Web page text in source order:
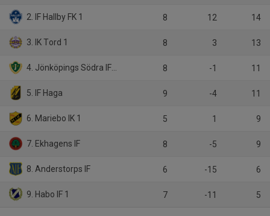
2. IF Hallby FK 1 8 12 14
3. IK Tord 1 8 3 13
4. Jönköpings Södra IF 1 8 -1 11
5. IF Haga 9 -4 11
6. Mariebo IK 1 5 1 9
7. Ekhagens IF 8 -5 9
8. Anderstorps IF 6 -15 6
9. Habo IF 1 7 -11 5